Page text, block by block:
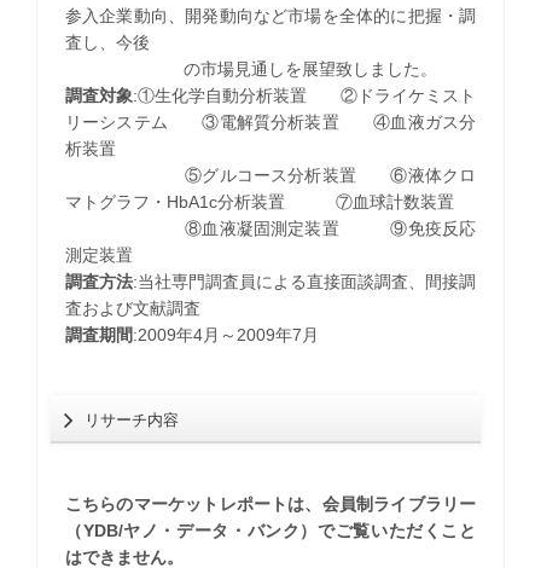
参入企業動向、開発動向など市場を全体的に把握・調
査し、今後
の市場見通しを展望致しました。
調査対象:①生化学自動分析装置 ②ドライケミスト
リーシステム ③電解質分析装置 ④血液ガス分
析装置
⑤グルコース分析装置 ⑥液体クロ
マトグラフ・HbA1c分析装置 ⑦血球計数装置
⑧血液凝固測定装置 ⑨免疫反応
測定装置
調査方法:当社専門調査員による直接面談調査、間接調
査および文献調査
調査期間:2009年4月～2009年7月
リサーチ内容
こちらのマーケットレポートは、会員制ライブラリー
（YDB/ヤノ・データ・バンク）でご覧いただくこと
はできません。